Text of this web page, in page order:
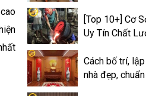
[Top 10+] Cơ
Uy Tín Chất
Cách bố trí,
nhà đẹp,